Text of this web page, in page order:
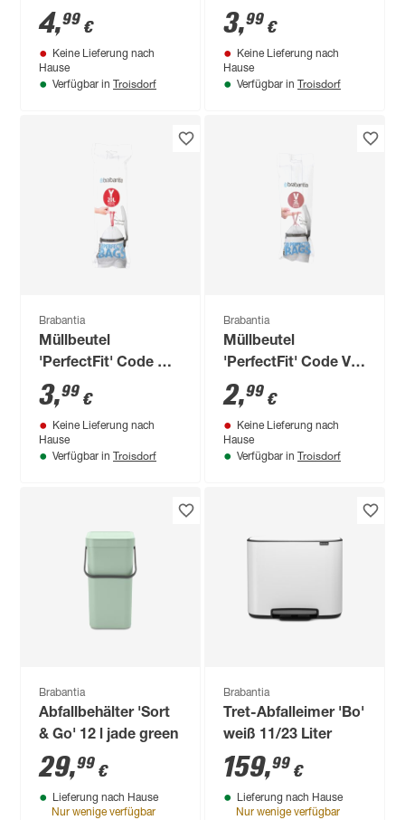
4,99 €
Keine Lieferung nach
Hause
Verfügbar in Troisdorf
15L
3,99 €
Keine Lieferung nach
Hause
Verfügbar in Troisdorf
Brabantia
Müllbeutel
'PerfectFit' Code Y
20L
3,99 €
Keine Lieferung nach
Hause
Verfügbar in Troisdorf
Brabantia
Müllbeutel
'PerfectFit' Code V
3L
2,99 €
Keine Lieferung nach
Hause
Verfügbar in Troisdorf
Brabantia
Abfallbehälter 'Sort
& Go' 12 l jade green
29,99 €
Lieferung nach Hause
Nur wenige verfügbar
Brabantia
Tret-Abfalleimer 'Bo'
weiß 11/23 Liter
159,99 €
Lieferung nach Hause
Nur wenige verfügbar